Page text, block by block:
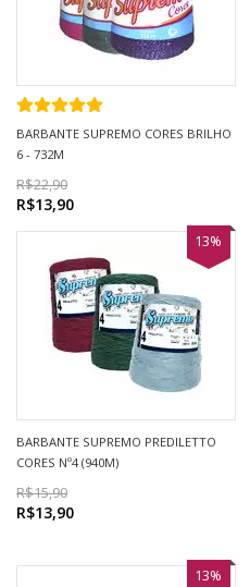
BARBANTE SUPREMO CORES BRILHO
6 - 732M
R$22,90
R$13,90
BARBANTE SUPREMO PREDILETTO
CORES Nº4 (940M)
R$15,90
R$13,90
13%
13%